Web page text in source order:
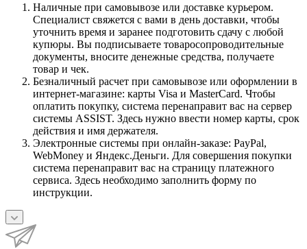
Наличные при самовывозе или доставке курьером.
Специалист свяжется с вами в день доставки, чтобы
уточнить время и заранее подготовить сдачу с любой
купюры. Вы подписываете товаросопроводительные
документы, вносите денежные средства, получаете
товар и чек.
Безналичный расчет при самовывозе или оформлении в
интернет-магазине: карты Visa и MasterCard. Чтобы
оплатить покупку, система перенаправит вас на сервер
системы ASSIST. Здесь нужно ввести номер карты, срок
действия и имя держателя.
Электронные системы при онлайн-заказе: PayPal,
WebMoney и Яндекс.Деньги. Для совершения покупки
система перенаправит вас на страницу платежного
сервиса. Здесь необходимо заполнить форму по
инструкции.